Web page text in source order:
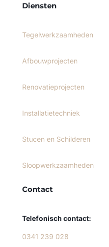
Diensten
Tegelwerkzaamheden
Afbouwprojecten
Renovatieprojecten
Installatietechniek
Stucen en Schilderen
Sloopwerkzaamheden
Contact
Telefonisch contact:
0341 239 028